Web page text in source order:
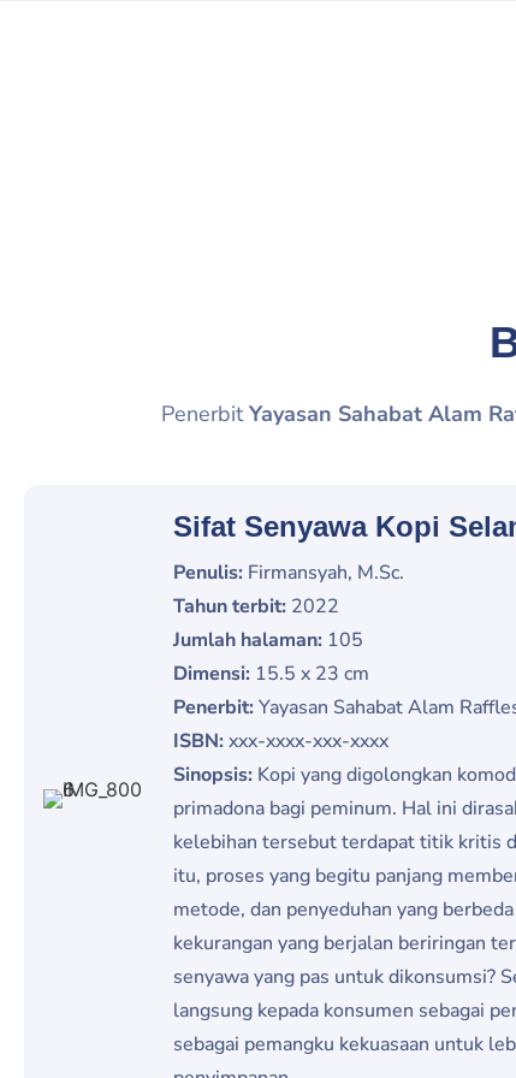
PenerbitYayasan Sahabat Alam
Sifat Senyawa Kopi
Penulis:Firmansyah, M.Sc.
Tahun terbit:2022
Jumlah halaman:105
Dimensi:15.5 x 23 cm
Penerbit:Yayasan Sahabat Alam
ISBN:xxx-xxxx-xxx-xxxx
Sinopsis: Kopi yang digolongkan
primadona bagi peminum. Hal ini
kelebihan tersebut terdapat titik kritis
itu, proses yang begitu panjang
metode, dan penyeduhan yang
kekurangan yang berjalan beriringan
senyawa yang pas untuk dikonsumsi?
langsung kepada konsumen sebagai
sebagai pemangku kekuasaan untuk